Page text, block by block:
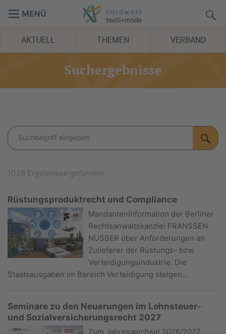
MENÜ
AKTUELL THEMEN VERBAND
Suchergebnisse
1038 Ergebnisse gefunden
Rüstungsproduktrecht und Compliance
Mandanteninformation der Berliner
Rechtsanwaltskanzlei FRANSSEN
NUSSER über Anforderungen an
Zulieferer der Rüstungs- bzw.
Verteidigungsindustrie. Die
Staatsausgaben im Bereich Verteidigung steigen…
Seminare zu den Neuerungen im Lohnsteuer-
und Sozialversicherungsrecht 2027
Zum Jahreswechsel 2026/2027